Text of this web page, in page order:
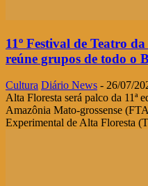
11º Festival de Teatro
reúne grupos de todo o
Cultura Diário News - 26/07/
Alta Floresta será palco da 11ª
Amazônia Mato-grossense
Experimental de Alta Floresta